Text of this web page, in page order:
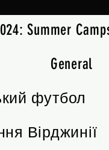
Summer
General
футбол
Вірджинії